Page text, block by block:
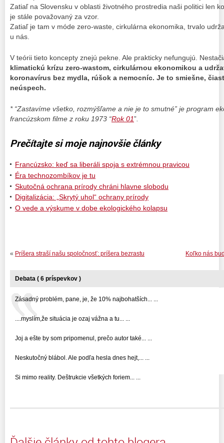
Zatiaľ na Slovensku v oblasti životného prostredia naši politici len
je stále považovaný za vzor.
Zatiaľ je tam v móde zero-waste, cirkulárna ekonomika, trvalo
u nás.
V teórii tieto koncepty znejú pekne. Ale prakticky nefungujú.
klimatickú krízu zero-wastom, cirkulárnou ekonomikou a
koronavírus bez mydla, rúšok a nemocníc. Je to smiešne,
neúspech.
* “Zastavíme všetko, rozmýšľame a nie je to smutné” je program
francúzskom filme z roku 1973 “Rok 01”.
Prečítajte si moje najnovšie články
Francúzsko: keď sa liberáli spoja s extrémnou pravicou
Éra technozombíkov je tu
Skutočná ochrana prírody chráni hlavne slobodu
Digitalizácia: „Skrytý uhol“ ochrany prírody
O vede a výskume v dobe ekologického kolapsu
Koľko nás
« Príšera straší našu spoločnosť: príšera bezrastu
Debata ( 6 príspevkov )
Zásadný problém, pane, je, že 10% najbohatších... ...
....myslím,že situácia je ozaj vážna a tu... ...
Joj a ešte by som pripomenul, prečo autor také... ...
Neskutočný blábol. Ale podľa hesla dnes hejt,... ...
Si mimo reality. Deštrukcie všetkých foriem... ...